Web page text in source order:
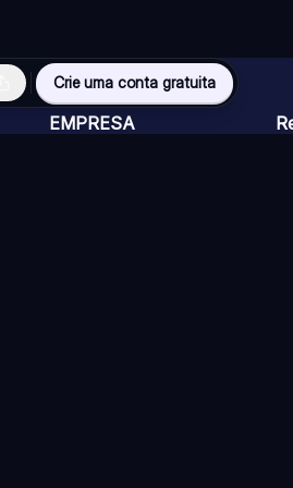
Crie uma conta gratuita
EMPRESA